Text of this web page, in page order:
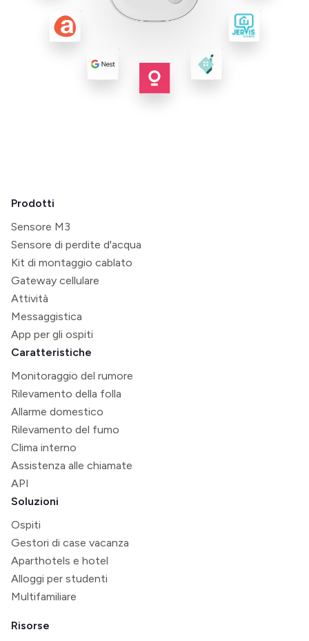
Prodotti
Sensore M3
Sensore di perdite d'acqua
Kit di montaggio cablato
Gateway cellulare
Attività
Messaggistica
App per gli ospiti
Caratteristiche
Monitoraggio del rumore
Rilevamento della folla
Allarme domestico
Rilevamento del fumo
Clima interno
Assistenza alle chiamate
API
Soluzioni
Ospiti
Gestori di case vacanza
Aparthotels e hotel
Alloggi per studenti
Multifamiliare
Risorse